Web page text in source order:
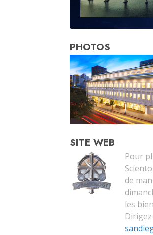
PHOTOS
SITE WEB
Pour
de
les